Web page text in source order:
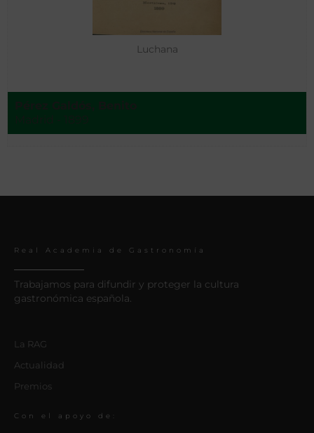
Luchana
Real Academia de Gastronomía
Trabajamos para difundir y proteger la cultura
gastronómica española.
La RAG
Actualidad
Premios
Con el apoyo de: